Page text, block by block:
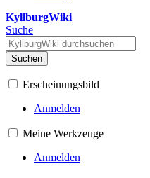
KyllburgWiki
Suche
Suchen
Erscheinungsbild
Anmelden
Meine Werkzeuge
Anmelden